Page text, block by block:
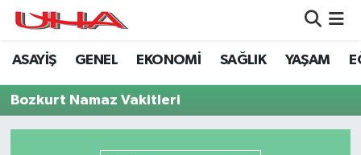
ASAYİŞ GENEL EKONOMİ SAĞLIK YAŞAM
Bozkurt Namaz Vakitleri
ASAYİŞ
GÜNDEM
Nöbetçi Eczaneler
Hava Durumu